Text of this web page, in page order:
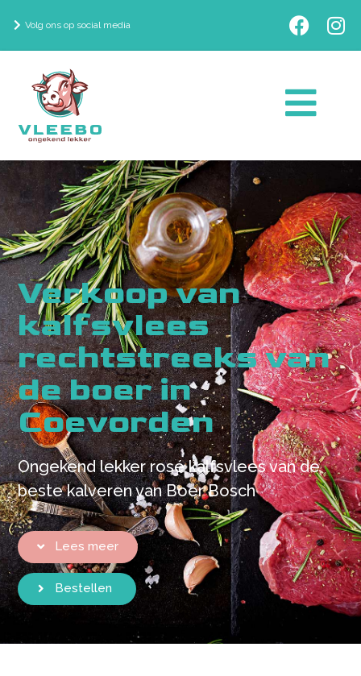
Volg ons op social media
Verkoop van
kalfsvlees
rechtstreeks van
de boer in
Coevorden
Ongekend lekker rosé kalfsvlees van de
beste kalveren van Boer Bosch
Lees meer
Bestellen